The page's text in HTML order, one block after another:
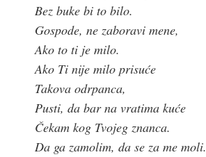
Bez buke bi to bilo.
Gospode, ne zaboravi mene,
Ako to ti je milo.
Ako Ti nije milo prisuće
Takova odrpanca,
Pusti, da bar na vratima kuće
Čekam kog Tvojeg znanca.
Da ga zamolim, da se za me moli.